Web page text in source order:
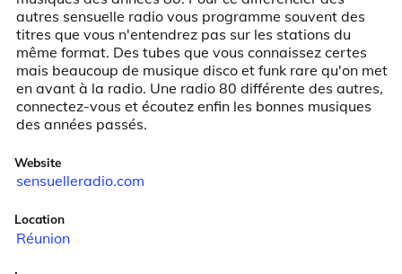
autres sensuelle radio vous programme souvent des
titres que vous n'entendrez pas sur les stations du
même format. Des tubes que vous connaissez certes
mais beaucoup de musique disco et funk rare qu'on met
en avant à la radio. Une radio 80 différente des autres,
connectez-vous et écoutez enfin les bonnes musiques
des années passés.
Website
sensuelleradio.com
Location
Réunion